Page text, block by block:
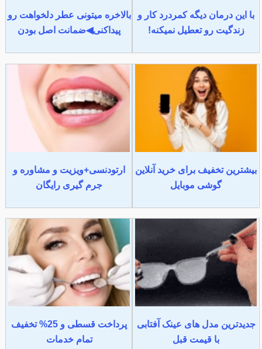
با این درمان دیگه کمردرد کار و
زندگیت رو تعطیل نمیکنه!
بالاخره میتونی عطر دلخواهت رو
پیداکنی◀ضمانت اصل بودن
بیشترین تخفیف برای خرید آنلاین
گوشی موبایل
ارتودنسی+ویزیت و مشاوره و
جرم گیری رایگان
جدیدترین مدل های عینک آفتابی
با قیمت قبل
پرداخت قسطی و 25% تخفیف
تمام خدمات